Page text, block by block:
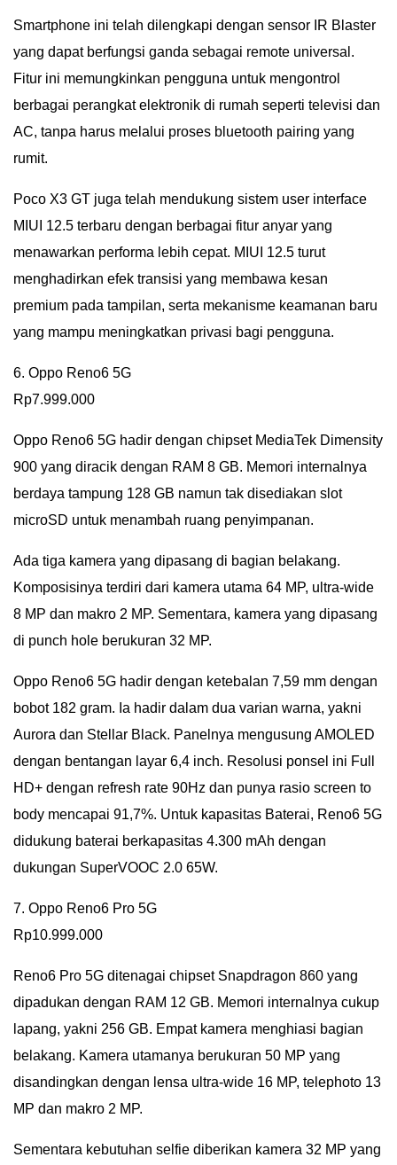
Smartphone ini telah dilengkapi dengan sensor IR Blaster
yang dapat berfungsi ganda sebagai remote universal.
Fitur ini memungkinkan pengguna untuk mengontrol
berbagai perangkat elektronik di rumah seperti televisi dan
AC, tanpa harus melalui proses bluetooth pairing yang
rumit.
Poco X3 GT juga telah mendukung sistem user interface
MIUI 12.5 terbaru dengan berbagai fitur anyar yang
menawarkan performa lebih cepat. MIUI 12.5 turut
menghadirkan efek transisi yang membawa kesan
premium pada tampilan, serta mekanisme keamanan baru
yang mampu meningkatkan privasi bagi pengguna.
6. Oppo Reno6 5G
Rp7.999.000
Oppo Reno6 5G hadir dengan chipset MediaTek Dimensity
900 yang diracik dengan RAM 8 GB. Memori internalnya
berdaya tampung 128 GB namun tak disediakan slot
microSD untuk menambah ruang penyimpanan.
Ada tiga kamera yang dipasang di bagian belakang.
Komposisinya terdiri dari kamera utama 64 MP, ultra-wide
8 MP dan makro 2 MP. Sementara, kamera yang dipasang
di punch hole berukuran 32 MP.
Oppo Reno6 5G hadir dengan ketebalan 7,59 mm dengan
bobot 182 gram. Ia hadir dalam dua varian warna, yakni
Aurora dan Stellar Black. Panelnya mengusung AMOLED
dengan bentangan layar 6,4 inch. Resolusi ponsel ini Full
HD+ dengan refresh rate 90Hz dan punya rasio screen to
body mencapai 91,7%. Untuk kapasitas Baterai, Reno6 5G
didukung baterai berkapasitas 4.300 mAh dengan
dukungan SuperVOOC 2.0 65W.
7. Oppo Reno6 Pro 5G
Rp10.999.000
Reno6 Pro 5G ditenagai chipset Snapdragon 860 yang
dipadukan dengan RAM 12 GB. Memori internalnya cukup
lapang, yakni 256 GB. Empat kamera menghiasi bagian
belakang. Kamera utamanya berukuran 50 MP yang
disandingkan dengan lensa ultra-wide 16 MP, telephoto 13
MP dan makro 2 MP.
Sementara kebutuhan selfie diberikan kamera 32 MP yang